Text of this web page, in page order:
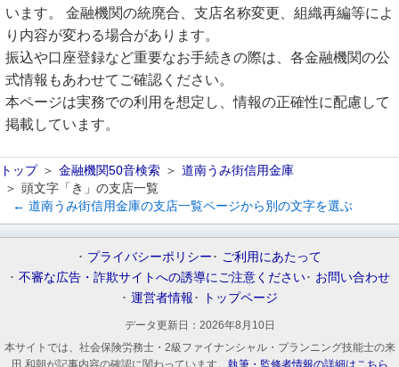
います。 金融機関の統廃合、支店名称変更、組織再編等によ
り内容が変わる場合があります。
振込や口座登録など重要なお手続きの際は、各金融機関の公
式情報もあわせてご確認ください。
本ページは実務での利用を想定し、情報の正確性に配慮して
掲載しています。
トップ 金融機関50音検索
道南うみ街信用金庫
頭文字「き」の支店一覧
← 道南うみ街信用金庫の支店一覧ページから別の文字を選ぶ
プライバシーポリシー
ご利用にあたって
不審な広告・詐欺サイトへの誘導にご注意ください
お問い合わせ
運営者情報
トップページ
データ更新日： 2026年8月10日
本サイトでは、社会保険労務士・2級ファイナンシャル・プランニング技能士の来
田 和朝が記事内容の確認に関わっています。 執筆・監修者情報の詳細はこちら